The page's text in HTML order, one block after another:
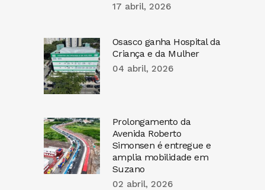
17 abril, 2026
Osasco ganha Hospital da
Criança e da Mulher
04 abril, 2026
Prolongamento da
Avenida Roberto
Simonsen é entregue e
amplia mobilidade em
Suzano
02 abril, 2026